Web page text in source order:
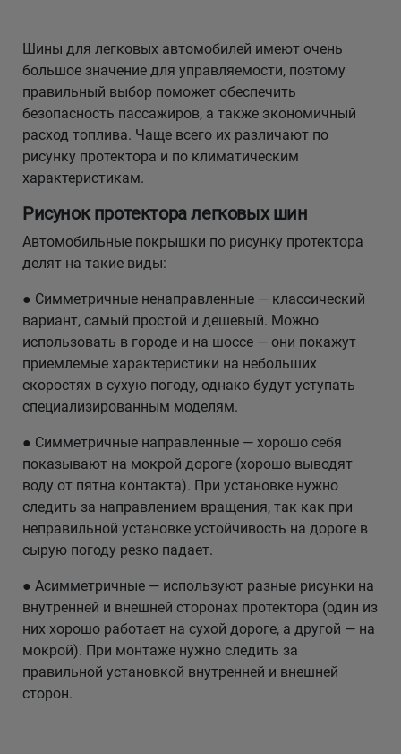
Шины для легковых автомобилей имеют очень
большое значение для управляемости, поэтому
правильный выбор поможет обеспечить
безопасность пассажиров, а также экономичный
расход топлива. Чаще всего их различают по
рисунку протектора и по климатическим
характеристикам.
Рисунок протектора легковых шин
Автомобильные покрышки по рисунку протектора
делят на такие виды:
● Симметричные ненаправленные — классический
вариант, самый простой и дешевый. Можно
использовать в городе и на шоссе — они покажут
приемлемые характеристики на небольших
скоростях в сухую погоду, однако будут уступать
специализированным моделям.
● Симметричные направленные — хорошо себя
показывают на мокрой дороге (хорошо выводят
воду от пятна контакта). При установке нужно
следить за направлением вращения, так как при
неправильной установке устойчивость на дороге в
сырую погоду резко падает.
● Асимметричные — используют разные рисунки на
внутренней и внешней сторонах протектора (один из
них хорошо работает на сухой дороге, а другой — на
мокрой). При монтаже нужно следить за
правильной установкой внутренней и внешней
сторон.
Костанай
Кызылорда
Павлодар
Петропавловск
Семей
Талдыкорган
Тараз
Темиртау
Уральск
Усть-Каменогорск
Шымкент
Экибастуз
Бишкек